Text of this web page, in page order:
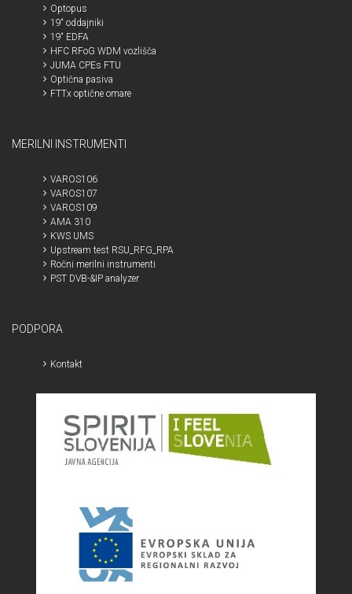
Optopus
19“ oddajniki
19“ EDFA
HFC RFoG WDM vozlišča
JUMA CPEs FTU
Optična pasiva
FTTx optične omare
MERILNI INSTRUMENTI
VAROS106
VAROS107
VAROS109
AMA 310
KWS UMS
Upstream test RSU_RFG_RPA
Ročni merilni instrumenti
PST DVB-&IP analyzer
PODPORA
Kontakt